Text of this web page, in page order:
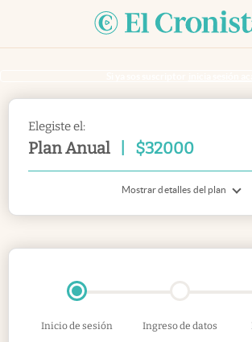
Elegiste el:
Plan Anual $32000
Mostrar detalles del plan
Inicio de sesión Ingreso de datos